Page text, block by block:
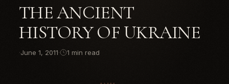
THE ANCIENT
HISTORY OF UKRAINE
·June 1, 2011· 1 min read